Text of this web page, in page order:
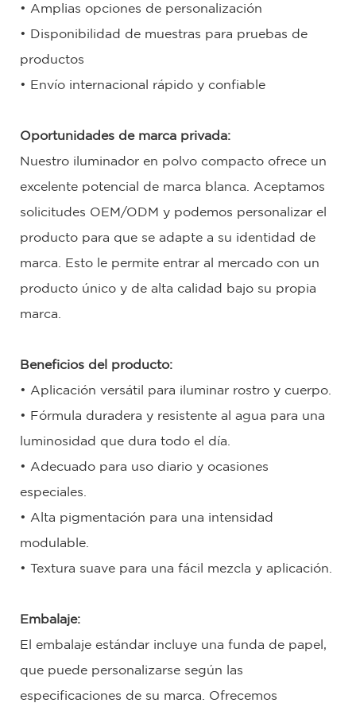
• Amplias opciones de personalización
• Disponibilidad de muestras para pruebas de
productos
• Envío internacional rápido y confiable
Oportunidades de marca privada:
Nuestro iluminador en polvo compacto ofrece un
excelente potencial de marca blanca. Aceptamos
solicitudes OEM/ODM y podemos personalizar el
producto para que se adapte a su identidad de
marca. Esto le permite entrar al mercado con un
producto único y de alta calidad bajo su propia
marca.
Beneficios del producto:
• Aplicación versátil para iluminar rostro y cuerpo.
• Fórmula duradera y resistente al agua para una
luminosidad que dura todo el día.
• Adecuado para uso diario y ocasiones
especiales.
• Alta pigmentación para una intensidad
modulable.
• Textura suave para una fácil mezcla y aplicación.
Embalaje:
El embalaje estándar incluye una funda de papel,
que puede personalizarse según las
especificaciones de su marca. Ofrecemos